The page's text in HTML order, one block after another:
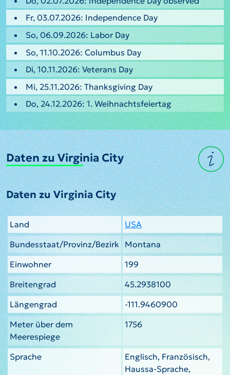
Fr, 03.07.2026: Independence Day
So, 06.09.2026: Labor Day
So, 11.10.2026: Columbus Day
Di, 10.11.2026: Veterans Day
Mi, 25.11.2026: Thanksgiving Day
Do, 24.12.2026: 1. Weihnachtsfeiertag
Daten zu Virginia City
Daten zu Virginia City
Land
USA
Bundesstaat/Provinz/Bezirk Montana
Einwohner
199
Breitengrad
45.2938100
Längengrad
-111.9460900
Meter über dem
Meerespiege
1756
Sprache
Englisch, Französisch,
Haussa-Sprache,